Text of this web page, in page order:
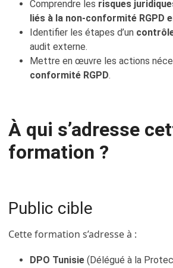
Comprendre les risques
liés à la non-conformité RGPD
Identifier les étapes d’un
audit externe.
Mettre en œuvre les actions
conformité RGPD.
À qui s’adresse
formation ?
Public cible
Cette formation s’adresse à :
DPO Tunisie (Délégué à la